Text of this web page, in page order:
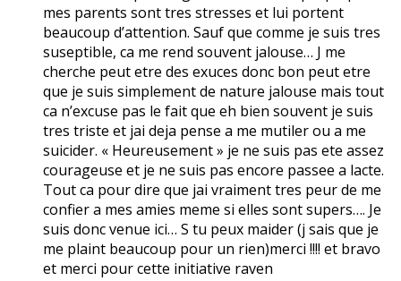
mes parents sont tres stresses et lui portent
beaucoup d’attention. Sauf que comme je suis tres
suseptible, ca me rend souvent jalouse… J me
cherche peut etre des exuces donc bon peut etre
que je suis simplement de nature jalouse mais tout
ca n’excuse pas le fait que eh bien souvent je suis
tres triste et jai deja pense a me mutiler ou a me
suicider. « Heureusement » je ne suis pas ete assez
courageuse et je ne suis pas encore passee a lacte.
Tout ca pour dire que jai vraiment tres peur de me
confier a mes amies meme si elles sont supers…. Je
suis donc venue ici… S tu peux maider (j sais que je
me plaint beaucoup pour un rien)merci !!!! et bravo
et merci pour cette initiative raven